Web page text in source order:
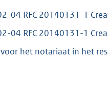
04 RFC 20140131-1
04 RFC 20140131-1
het notariaat in het